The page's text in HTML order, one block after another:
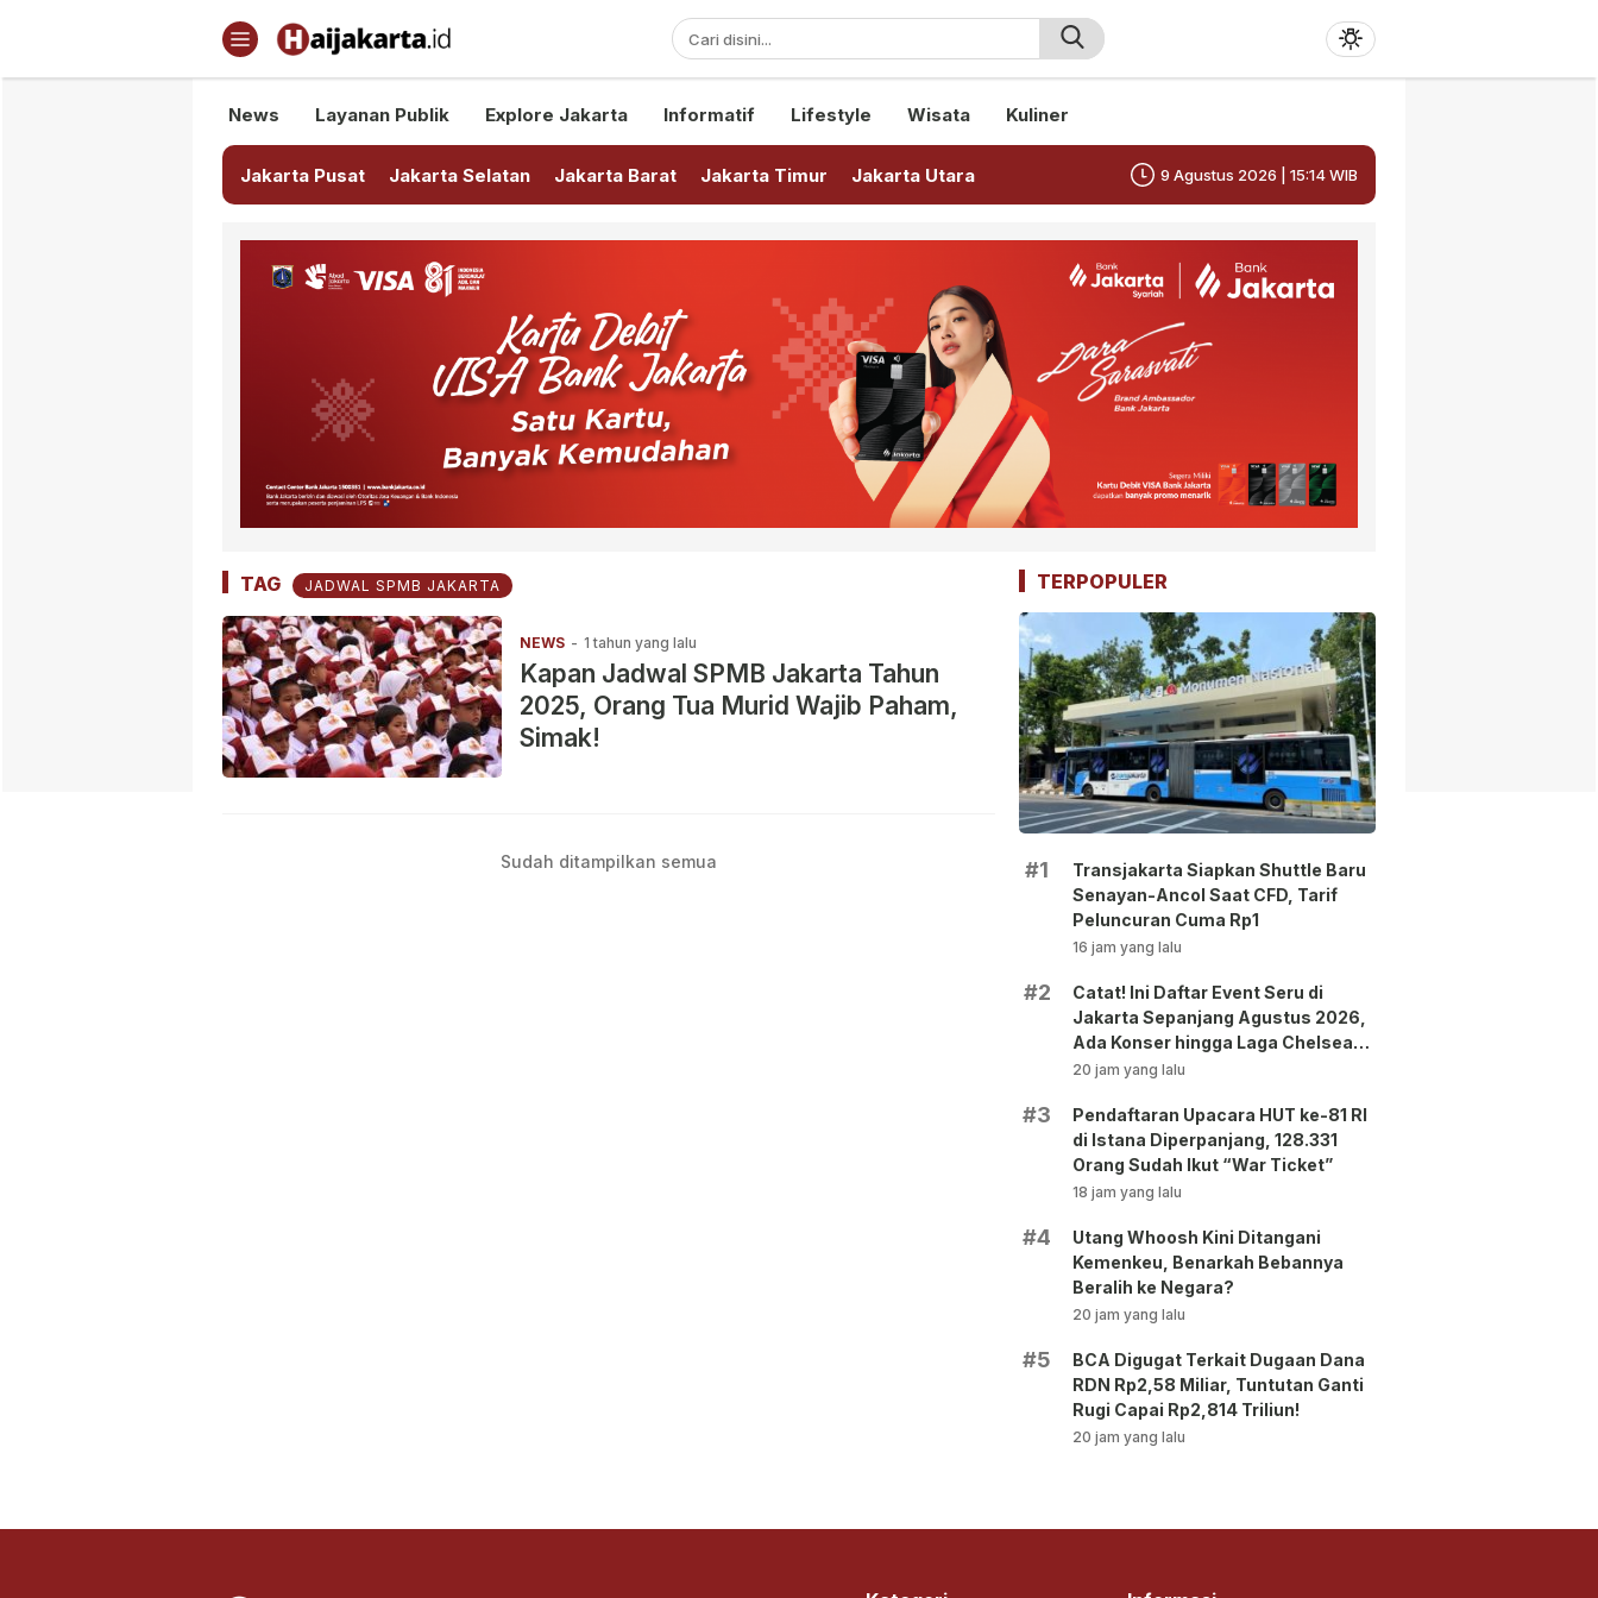
Haijakarta.id
Semua Tentang Jakarta Ada Disini!
News Layanan Publik Explore Jakarta Informatif Lifestyle Wisata Kuliner
Jakarta Pusat Jakarta Selatan Jakarta Barat Jakarta Timur Jakarta Utara 9 Agustus 2026 | 15:14 WIB
TAG JADWAL SPMB JAKARTA
NEWS - 1 tahun yang lalu
Kapan Jadwal SPMB Jakarta Tahun
2025, Orang Tua Murid Wajib Paham,
Simak!
Sudah ditampilkan semua
TERPOPULER
#1
Transjakarta Siapkan Shuttle Baru
Senayan-Ancol Saat CFD, Tarif
Peluncuran Cuma Rp1
16 jam yang lalu
#2
Catat! Ini Daftar Event Seru di
Jakarta Sepanjang Agustus 2026,
Ada Konser hingga Laga Chelsea
vs AC Milan
20 jam yang lalu
#3
Pendaftaran Upacara HUT ke-81 RI
di Istana Diperpanjang, 128.331
Orang Sudah Ikut “War Ticket”
18 jam yang lalu
#4
Utang Whoosh Kini Ditangani
Kemenkeu, Benarkah Bebannya
Beralih ke Negara?
20 jam yang lalu
#5
BCA Digugat Terkait Dugaan Dana
RDN Rp2,58 Miliar, Tuntutan Ganti
Rugi Capai Rp2,814 Triliun!
20 jam yang lalu